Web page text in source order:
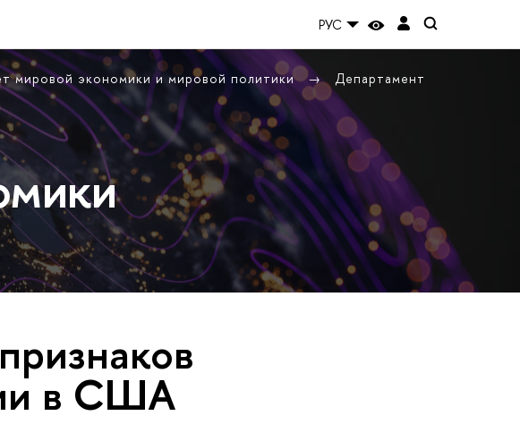
РУС
мировой экономики и мировой политики
Департамент
в США